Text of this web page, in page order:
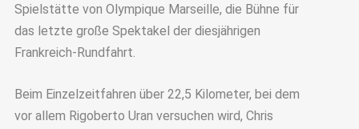
Spielstätte von Olympique Marseille, die Bühne für
das letzte große Spektakel der diesjährigen
Frankreich-Rundfahrt.
Beim Einzelzeitfahren über 22,5 Kilometer, bei dem
vor allem Rigoberto Uran versuchen wird, Chris